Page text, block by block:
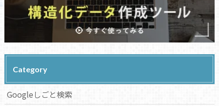
Category
Googleしごと検索